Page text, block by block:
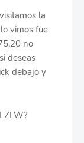
la
vimos fue
no
deseas
debajo y